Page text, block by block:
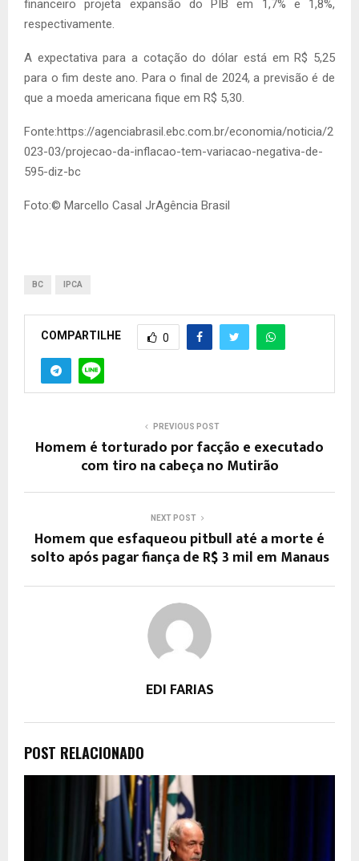
financeiro projeta expansão do PIB em 1,7% e 1,8%,
respectivamente.
A expectativa para a cotação do dólar está em R$ 5,25
para o fim deste ano. Para o final de 2024, a previsão é de
que a moeda americana fique em R$ 5,30.
Fonte:https://agenciabrasil.ebc.com.br/economia/noticia/2
023-03/projecao-da-inflacao-tem-variacao-negativa-de-
595-diz-bc
Foto:© Marcello Casal JrAgência Brasil
BC IPCA
COMPARTILHE 0
PREVIOUS POST
Homem é torturado por facção e executado
com tiro na cabeça no Mutirão
NEXT POST
Homem que esfaqueou pitbull até a morte é
solto após pagar fiança de R$ 3 mil em Manaus
EDI FARIAS
POST RELACIONADO